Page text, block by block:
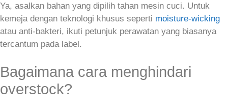
Ya, asalkan bahan yang dipilih tahan mesin cuci. Untuk
kemeja dengan teknologi khusus seperti moisture‑wicking
atau anti‑bakteri, ikuti petunjuk perawatan yang biasanya
tercantum pada label.
Bagaimana cara menghindari
overstock?